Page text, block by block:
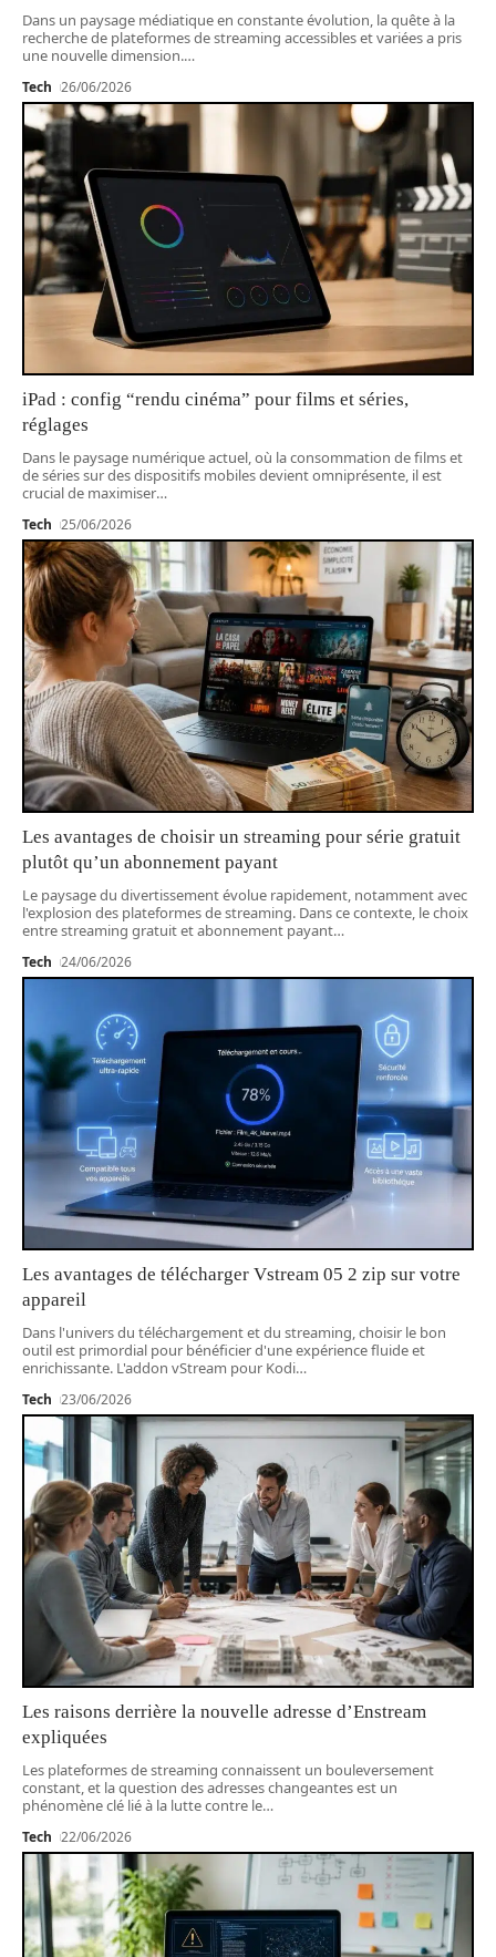
Dans un paysage médiatique en constante évolution, la quête à la
recherche de plateformes de streaming accessibles et variées a pris
une nouvelle dimension.…
Tech 26/06/2026
iPad : config “rendu cinéma” pour films et séries,
réglages
Dans le paysage numérique actuel, où la consommation de films et
de séries sur des dispositifs mobiles devient omniprésente, il est
crucial de maximiser…
Tech 25/06/2026
Les avantages de choisir un streaming pour série gratuit
plutôt qu’un abonnement payant
Le paysage du divertissement évolue rapidement, notamment avec
l'explosion des plateformes de streaming. Dans ce contexte, le choix
entre streaming gratuit et abonnement payant…
Tech 24/06/2026
Les avantages de télécharger Vstream 05 2 zip sur votre
appareil
Dans l'univers du téléchargement et du streaming, choisir le bon
outil est primordial pour bénéficier d'une expérience fluide et
enrichissante. L'addon vStream pour Kodi…
Tech 23/06/2026
Les raisons derrière la nouvelle adresse d’Enstream
expliquées
Les plateformes de streaming connaissent un bouleversement
constant, et la question des adresses changeantes est un
phénomène clé lié à la lutte contre le…
Tech 22/06/2026